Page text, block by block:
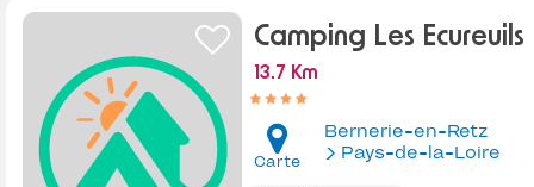
Camping Les Ecureuils
13.7 Km
Carte
Bernerie-en-Retz
Pays-de-la-Loire